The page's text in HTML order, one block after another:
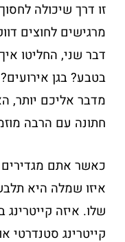
זו דרך שיכולה
מרגישים לחוצים
דבר שני, החליטו
בטבע? בגן
מדבר אליכם יותר,
חתונה עם הרבה
כאשר אתם מגדירים
איזו שמלה היא
שלו. איזה
קייטרינג סטנדרטי